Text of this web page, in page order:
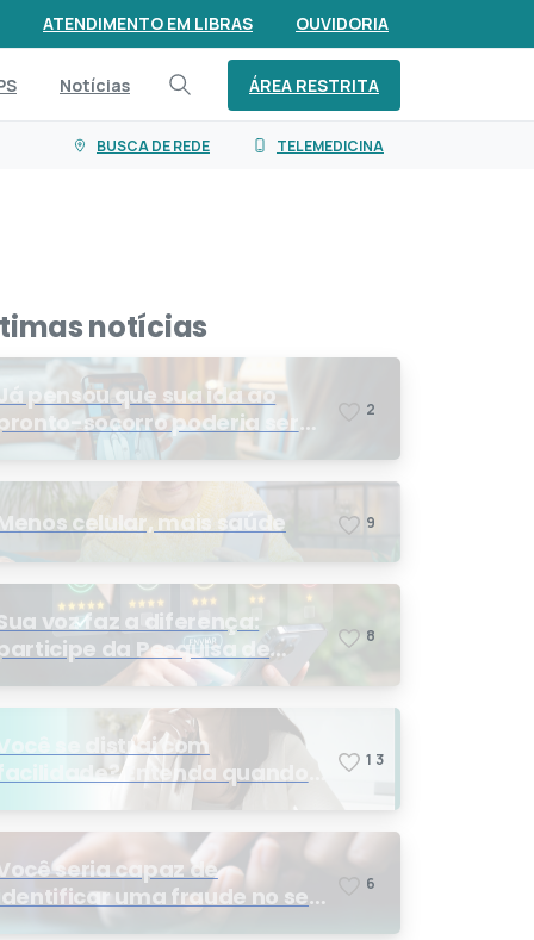
ATENDIMENTO EM LIBRAS OUVIDORIA
Notícias ÁREA RESTRITA
BUSCA DE REDE TELEMEDICINA
notícias
Já pensou que sua ida ao
socorro poderia ser
por telemedicina?
2
Menos celular, mais saúde 9
voz faz a diferença:
da Pesquisa de
Satisfação 2026
8
se distrai com
Entenda quando
os sinais podem indicar TDAH
1 3
seria capaz de
uma fraude no seu
plano de saúde?
6